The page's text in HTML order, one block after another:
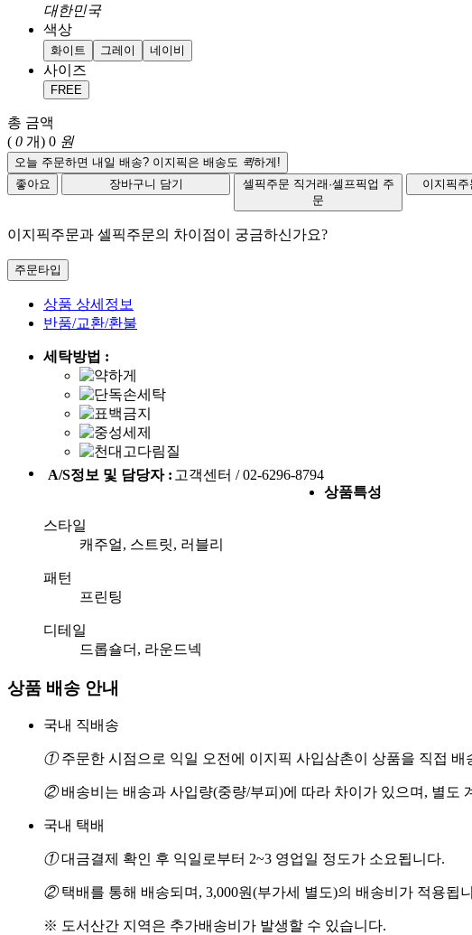
대한민국
색상
화이트 그레이 네이비
사이즈
FREE
총 금액
( 0 개) 0 원
오늘 주문하면 내일 배송? 이지픽은 배송도 퀵하게!
좋아요
장바구니 담기 셀픽주문 직거래·셀프픽업 주
문
이지픽주
이지픽주문과 셀픽주문의 차이점이 궁금하신가요?
주문타입
상품 상세정보
반품/교환/환불
세탁방법 :
A/S정보 및 담당자 : 고객센터 / 02-6296-8794
상품특성
스타일
캐주얼, 스트릿, 러블리
패턴
프린팅
디테일
드롭숄더, 라운드넥
상품 배송 안내
국내 직배송
①주문한 시점으로 익일 오전에 이지픽 사입삼촌이 상품을 직접 배
②배송비는 배송과 사입량(중량/부피)에 따라 차이가 있으며, 별도
국내 택배
①대금결제 확인 후 익일로부터 2~3 영업일 정도가 소요됩니다.
②택배를 통해 배송되며, 3,000원(부가세 별도)의 배송비가 적용됩
※ 도서산간 지역은 추가배송비가 발생할 수 있습니다.